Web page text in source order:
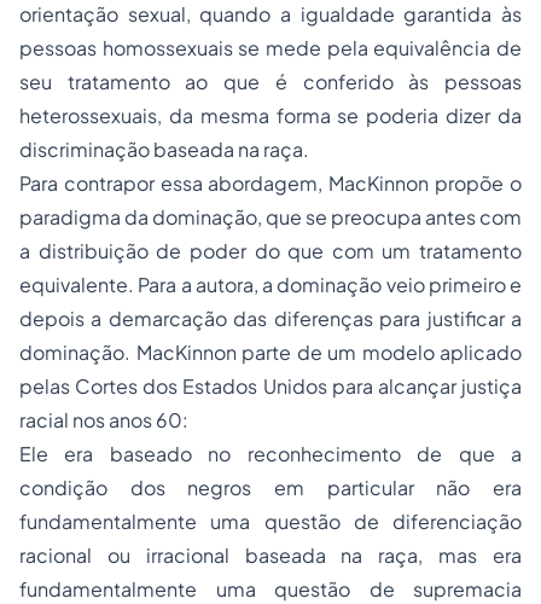
orientação sexual, quando a igualdade garantida às
pessoas homossexuais se mede pela equivalência de
seu tratamento ao que é conferido às pessoas
heterossexuais, da mesma forma se poderia dizer da
discriminação baseada na raça.
Para contrapor essa abordagem, MacKinnon propõe o
paradigma da dominação, que se preocupa antes com
a distribuição de poder do que com um tratamento
equivalente. Para a autora, a dominação veio primeiro e
depois a demarcação das diferenças para justificar a
dominação. MacKinnon parte de um modelo aplicado
pelas Cortes dos Estados Unidos para alcançar justiça
racial nos anos 60:
Ele era baseado no reconhecimento de que a
condição dos negros em particular não era
fundamentalmente uma questão de diferenciação
racional ou irracional baseada na raça, mas era
fundamentalmente uma questão de supremacia